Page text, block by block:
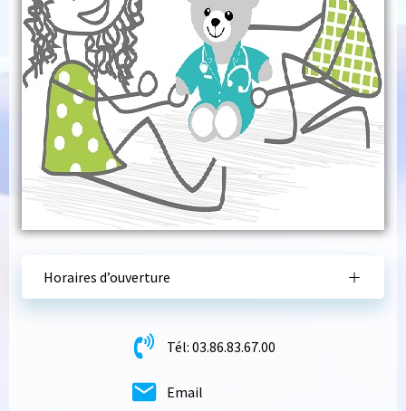
Horaires d’ouverture
Tél: 03.86.83.67.00
Email